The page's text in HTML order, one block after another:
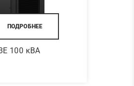
100 кВА
ПОДРОБНЕЕ